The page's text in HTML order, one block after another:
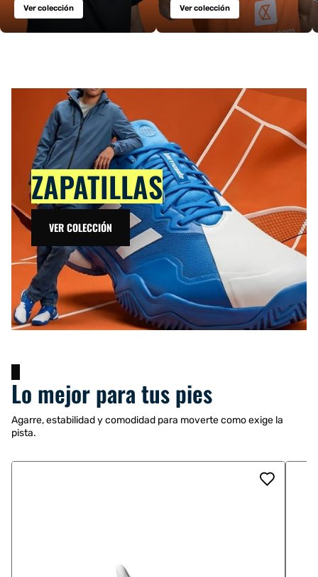
Ver colección Ver colección
ZAPATILLAS
VER COLECCIÓN
Lo mejor para tus pies
Agarre, estabilidad y comodidad para moverte como exige la
pista.